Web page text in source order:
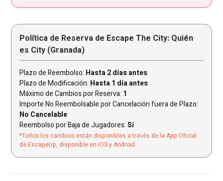
Política de Reserva de Escape The City: Quién
es City (Granada)
Plazo de Reembolso: Hasta 2 días antes
Plazo de Modificación: Hasta 1 día antes
Máximo de Cambios por Reserva: 1
Importe No Reembolsable por Cancelación fuera de Plazo:
No Cancelable
Reembolso por Baja de Jugadores: Sí
*Todos los cambios están disponibles a través de la App Oficial
de EscapeUp, disponible en iOS y Android.